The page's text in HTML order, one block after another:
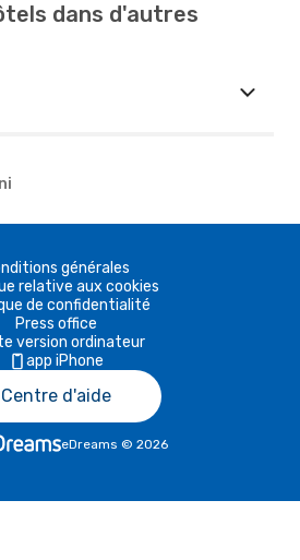
dans d'autres
générales
relative aux cookies
de confidentialité
Press office
version ordinateur
app iPhone
Centre d'aide
eDreams © 2026